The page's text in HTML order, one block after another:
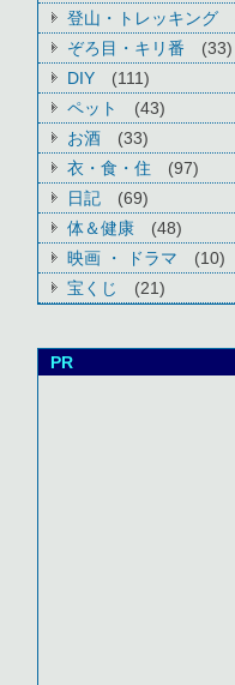
登山・トレッキング
ぞろ目・キリ番
(33)
DIY
(111)
ペット
(43)
お酒
(33)
衣・食・住
(97)
日記
(69)
体＆健康
(48)
映画 ・ ドラマ
(10)
宝くじ
(21)
PR